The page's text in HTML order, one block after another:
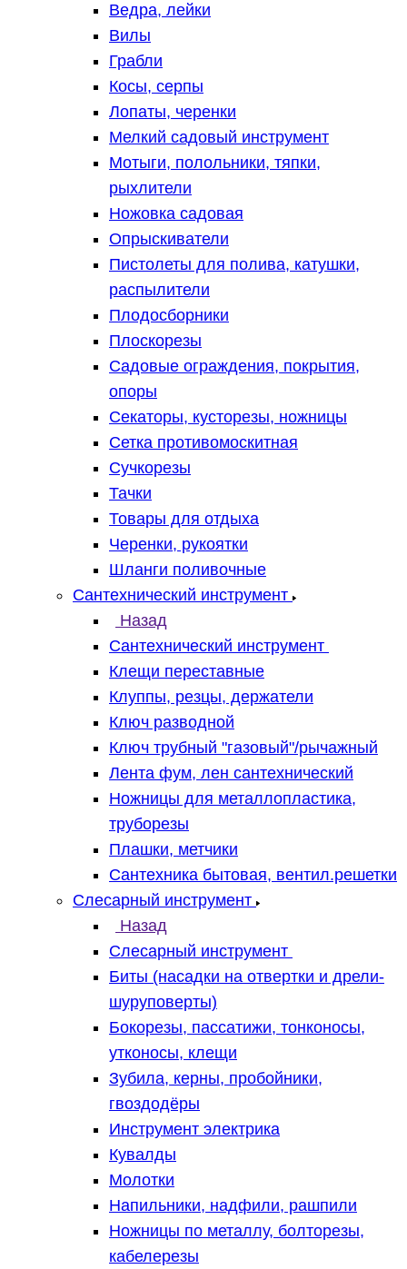
Ведра, лейки
Вилы
Грабли
Косы, серпы
Лопаты, черенки
Мелкий садовый инструмент
Мотыги, полольники, тяпки,
рыхлители
Ножовка садовая
Опрыскиватели
Пистолеты для полива, катушки,
распылители
Плодосборники
Плоскорезы
Садовые ограждения, покрытия,
опоры
Секаторы, кусторезы, ножницы
Сетка противомоскитная
Сучкорезы
Тачки
Товары для отдыха
Черенки, рукоятки
Шланги поливочные
Сантехнический инструмент
Назад
Сантехнический инструмент
Клещи переставные
Клуппы, резцы, держатели
Ключ разводной
Ключ трубный "газовый"/рычажный
Лента фум, лен сантехнический
Ножницы для металлопластика,
труборезы
Плашки, метчики
Сантехника бытовая, вентил.решетки
Слесарный инструмент
Назад
Слесарный инструмент
Биты (насадки на отвертки и дрели-
шуруповерты)
Бокорезы, пассатижи, тонконосы,
утконосы, клещи
Зубила, керны, пробойники,
гвоздодёры
Инструмент электрика
Кувалды
Молотки
Напильники, надфили, рашпили
Ножницы по металлу, болторезы,
кабелерезы